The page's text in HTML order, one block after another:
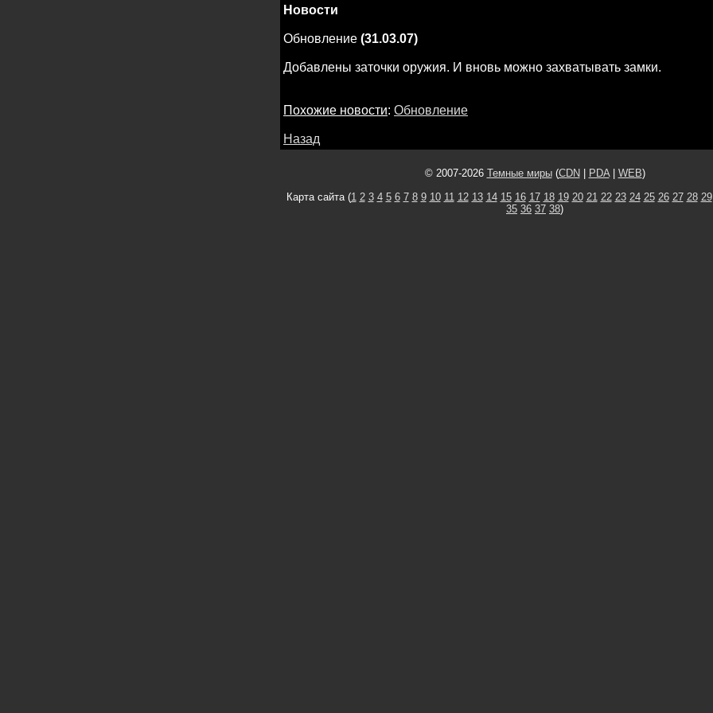
Новости
Обновление (31.03.07)
Добавлены заточки оружия. И вновь можно захватывать замки.
Похожие новости: Обновление
Назад
© 2007-2026 Темные миры(CDN PDA| WEB)
Карта сайта (1 2 3 4 5 6 7 8 9 10 11 12 13 14 15 16 17 18 19 20 21 22 23 24 25 26 27 28 29
35 36 37 38)